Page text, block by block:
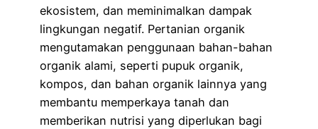
ekosistem, dan meminimalkan dampak
lingkungan negatif. Pertanian organik
mengutamakan penggunaan bahan-bahan
organik alami, seperti pupuk organik,
kompos, dan bahan organik lainnya yang
membantu memperkaya tanah dan
memberikan nutrisi yang diperlukan bagi